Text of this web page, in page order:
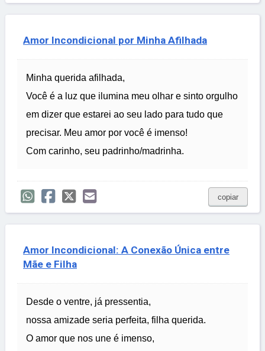
Amor Incondicional por Minha Afilhada
Minha querida afilhada,
Você é a luz que ilumina meu olhar e sinto orgulho
em dizer que estarei ao seu lado para tudo que
precisar. Meu amor por você é imenso!
Com carinho, seu padrinho/madrinha.
copiar
Amor Incondicional: A Conexão Única entre
Mãe e Filha
Desde o ventre, já pressentia,
nossa amizade seria perfeita, filha querida.
O amor que nos une é imenso,